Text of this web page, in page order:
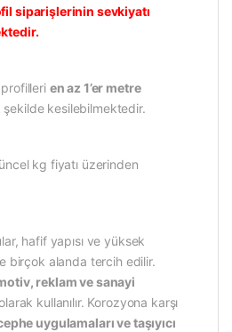
siparişlerinin sevkiyatı
en az 1’er metre
kesilebilmektedir.
kg fiyatı üzerinden
hafif yapısı ve yüksek
birçok alanda tercih edilir.
reklam ve sanayi
kullanılır. Korozyona karşı
uygulamaları ve taşıyıcı